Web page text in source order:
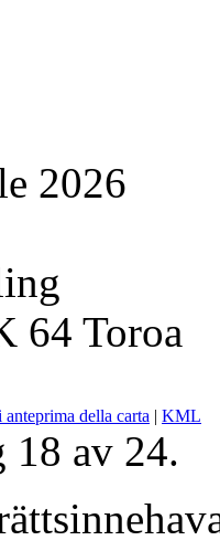
2026
64 Toroa
anteprima della carta | KML
18 av 24.